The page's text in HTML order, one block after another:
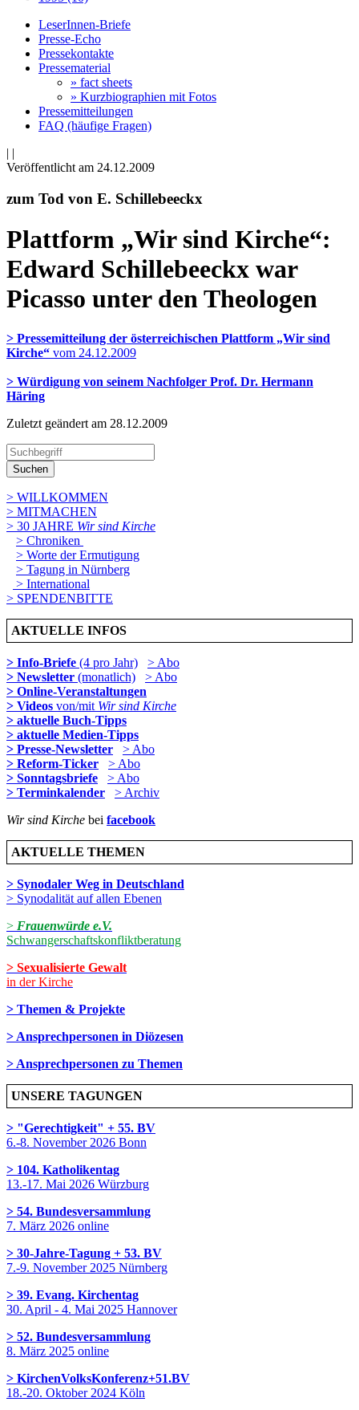
LeserInnen-Briefe
Presse-Echo
Pressekontakte
Pressematerial
» fact sheets
» Kurzbiographien mit Fotos
Pressemitteilungen
FAQ (häufige Fragen)
| |
Veröffentlicht am 24­.12.2009
zum Tod von E. Schillebeeckx
Plattform „Wir sind Kirche“:
Edward Schillebeeckx war
Picasso unter den Theologen
> Pressemitteilung der österreichischen Plattform „Wir sind
Kirche“ vom 24.12.2009
> Würdigung von seinem Nachfolger Prof. Dr. Hermann
Häring
Zuletzt geändert am 28­.12.2009
Suchen
> WILLKOMMEN
> MITMACHEN
> 30 JAHRE Wir sind Kirche
> Chroniken
> Worte der Ermutigung
> Tagung in Nürnberg
> International
> SPENDENBITTE
AKTUELLE INFOS
> Info-Briefe (4 pro Jahr)
> Abo
> Newsletter (monatlich)
> Abo
> Online-Veranstaltungen
> Videos von/mit Wir sind Kirche
> aktuelle Buch-Tipps
> aktuelle Medien-Tipps
> Presse-Newsletter
> Abo
> Reform-Ticker
> Abo
> Sonntagsbriefe
> Abo
> Terminkalender
> Archiv
Wir sind Kirche bei facebook
AKTUELLE THEMEN
> Synodaler Weg in Deutschland
> Synodalität auf allen Ebenen
> Frauenwürde e.V.
Schwangerschaftskonfliktberatung
> Sexualisierte Gewalt
in der Kirche
> Themen & Projekte
> Ansprechpersonen in Diözesen
> Ansprechpersonen zu Themen
UNSERE TAGUNGEN
> "Gerechtigkeit" + 55. BV
6.-8. November 2026 Bonn
> 104. Katholikentag
13.-17. Mai 2026 Würzburg
> 54. Bundesversammlung
7. März 2026 online
> 30-Jahre-Tagung + 53. BV
7.-9. November 2025 Nürnberg
> 39. Evang. Kirchentag
30. April - 4. Mai 2025 Hannover
> 52. Bundesversammlung
8. März 2025 online
> KirchenVolksKonferenz+51.BV
18.-20. Oktober 2024 Köln